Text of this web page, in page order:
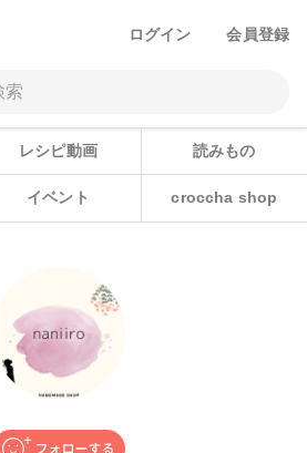
ログイン 会員登録
レシピ動画 読みもの
イベント croccha shop